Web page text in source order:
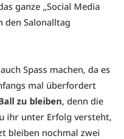
ganze „Social Media
den Salonalltag
Spass machen, da es
mal überfordert
zu bleiben, denn die
ihr unter Erfolg versteht,
bleiben nochmal zwei